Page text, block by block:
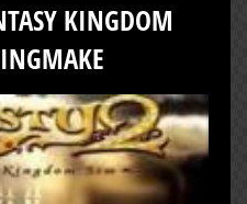
KINGDOM